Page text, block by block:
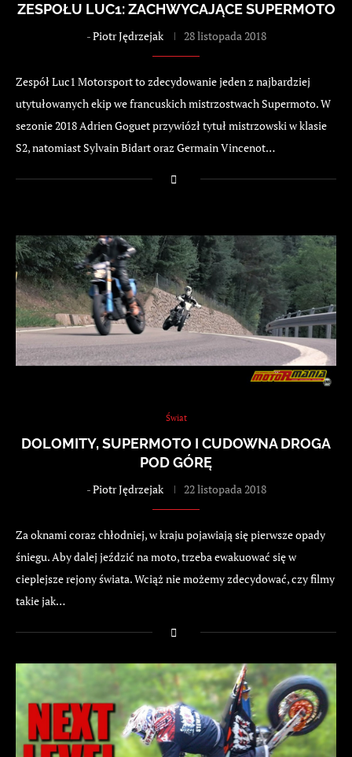
ZESPOŁU LUC1: ZACHWYCAJĄCE SUPERMOTO
-Piotr Jędrzejak 28 listopada 2018
Zespół Luc1 Motorsport to zdecydowanie jeden z najbardziej
utytułowanych ekip we francuskich mistrzostwach Supermoto. W
sezonie 2018 Adrien Goguet przywiózł tytuł mistrzowski w klasie
S2, natomiast Sylvain Bidart oraz Germain Vincenot…
Świat
DOLOMITY, SUPERMOTO I CUDOWNA DROGA
POD GÓRĘ
-Piotr Jędrzejak 22 listopada 2018
Za oknami coraz chłodniej, w kraju pojawiają się pierwsze opady
śniegu. Aby dalej jeździć na moto, trzeba ewakuować się w
cieplejsze rejony świata. Wciąż nie możemy zdecydować, czy filmy
takie jak…